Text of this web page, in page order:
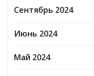
Сентябрь 2024
Июнь 2024
Май 2024